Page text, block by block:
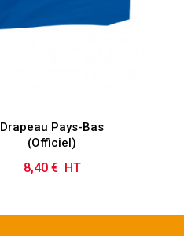
Drapeau Pays-Bas
(Officiel)
Prix
8,40 € HT